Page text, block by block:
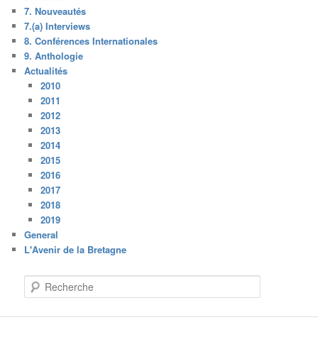
7. Nouveautés
7.(a) Interviews
8. Conférences Internationales
9. Anthologie
Actualités
2010
2011
2012
2013
2014
2015
2016
2017
2018
2019
General
L'Avenir de la Bretagne
e